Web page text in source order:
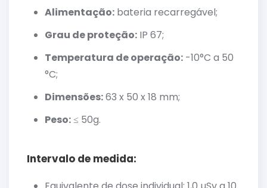
Alimentação: bateria recarregável;
Grau de proteção: IP 67;
Temperatura de operação: -10°C a 50
°C;
Dimensões:63 x 50 x 18 mm;
Peso:≤ 50g.
Intervalo de medida: